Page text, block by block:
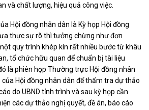
và chất lượng, hiệu quả công việc.
Hội đồng nhân dân là Kỳ họp Hội đồng
thực sự rõ thì tưởng chừng như đơn
quy trình khép kín rất nhiều bước từ khâu
tổ chức hữu quan để chuẩn bị tài liệu
là phiên họp Thường trực Hội đồng nhân
của Hội đồng nhân dân để thẩm tra dự thảo
do UBND tỉnh trình và sau kỳ họp cần
các dự thảo nghị quyết, đề án, báo cáo